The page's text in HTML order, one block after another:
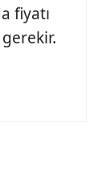
fiyatı